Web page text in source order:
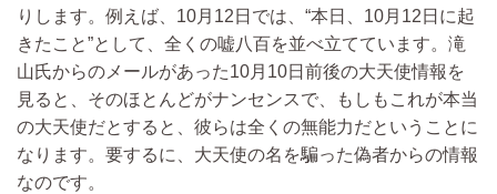
りします。例えば、10月12日では、“本日、10月12日に起
きたこと”として、全くの嘘八百を並べ立てています。滝
山氏からのメールがあった10月10日前後の大天使情報を
見ると、そのほとんどがナンセンスで、もしもこれが本当
の大天使だとすると、彼らは全くの無能力だということに
なります。要するに、大天使の名を騙った偽者からの情報
なのです。